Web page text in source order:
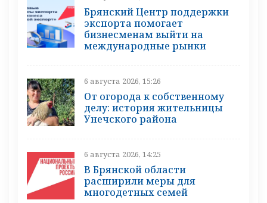
Брянский Центр поддержки
экспорта помогает
бизнесменам выйти на
международные рынки
6 августа 2026, 15:26
От огорода к собственному
делу: история жительницы
Унечского района
6 августа 2026, 14:25
В Брянской области
расширили меры для
многодетных семей